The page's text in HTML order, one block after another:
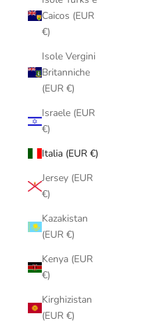
Caicos (EUR
€)
Isole Vergini
Britanniche
(EUR €)
Israele (EUR
€)
Italia (EUR €)
Jersey (EUR
€)
Kazakistan
(EUR €)
Kenya (EUR
€)
Kirghizistan
(EUR €)